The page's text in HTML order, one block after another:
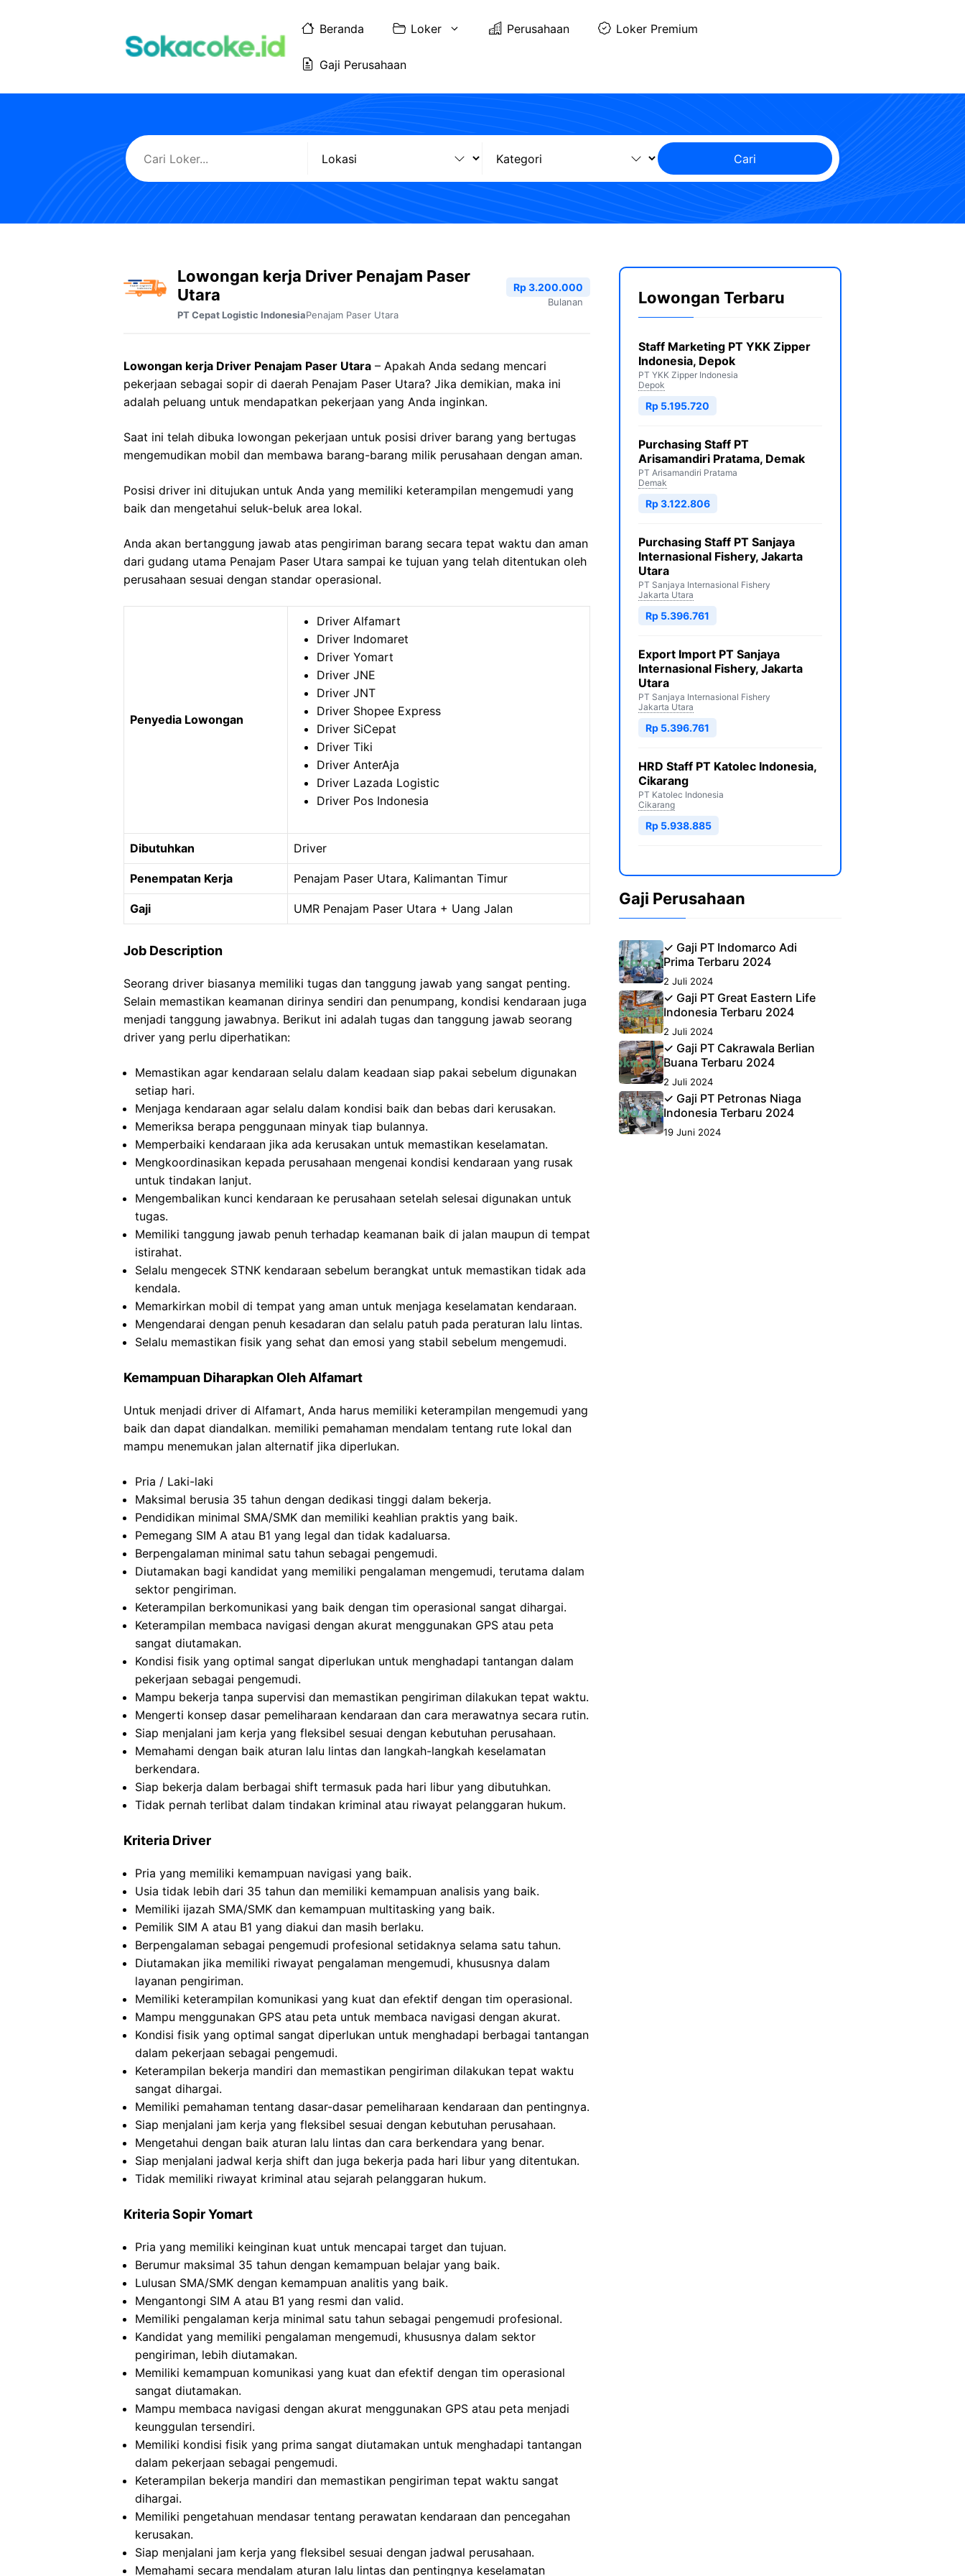
Beranda Loker Perusahaan Loker Premium
Gaji Perusahaan
Cari
Lowongan kerja Driver Penajam Paser
Utara
PT Cepat Logistic IndonesiaPenajam Paser Utara
Rp 3.200.000
Bulanan
Lowongan kerja Driver Penajam Paser Utara – Apakah Anda sedang mencari
pekerjaan sebagai sopir di daerah Penajam Paser Utara? Jika demikian, maka ini
adalah peluang untuk mendapatkan pekerjaan yang Anda inginkan.
Saat ini telah dibuka lowongan pekerjaan untuk posisi driver barang yang bertugas
mengemudikan mobil dan membawa barang-barang milik perusahaan dengan aman.
Posisi driver ini ditujukan untuk Anda yang memiliki keterampilan mengemudi yang
baik dan mengetahui seluk-beluk area lokal.
Anda akan bertanggung jawab atas pengiriman barang secara tepat waktu dan aman
dari gudang utama Penajam Paser Utara sampai ke tujuan yang telah ditentukan oleh
perusahaan sesuai dengan standar operasional.
Penyedia Lowongan
Driver Alfamart
Driver Indomaret
Driver Yomart
Driver JNE
Driver JNT
Driver Shopee Express
Driver SiCepat
Driver Tiki
Driver AnterAja
Driver Lazada Logistic
Driver Pos Indonesia
Dibutuhkan Driver
Penempatan Kerja Penajam Paser Utara, Kalimantan Timur
Gaji UMR Penajam Paser Utara + Uang Jalan
Job Description
Seorang driver biasanya memiliki tugas dan tanggung jawab yang sangat penting.
Selain memastikan keamanan dirinya sendiri dan penumpang, kondisi kendaraan juga
menjadi tanggung jawabnya. Berikut ini adalah tugas dan tanggung jawab seorang
driver yang perlu diperhatikan:
Memastikan agar kendaraan selalu dalam keadaan siap pakai sebelum digunakan
setiap hari.
Menjaga kendaraan agar selalu dalam kondisi baik dan bebas dari kerusakan.
Memeriksa berapa penggunaan minyak tiap bulannya.
Memperbaiki kendaraan jika ada kerusakan untuk memastikan keselamatan.
Mengkoordinasikan kepada perusahaan mengenai kondisi kendaraan yang rusak
untuk tindakan lanjut.
Mengembalikan kunci kendaraan ke perusahaan setelah selesai digunakan untuk
tugas.
Memiliki tanggung jawab penuh terhadap keamanan baik di jalan maupun di tempat
istirahat.
Selalu mengecek STNK kendaraan sebelum berangkat untuk memastikan tidak ada
kendala.
Memarkirkan mobil di tempat yang aman untuk menjaga keselamatan kendaraan.
Mengendarai dengan penuh kesadaran dan selalu patuh pada peraturan lalu lintas.
Selalu memastikan fisik yang sehat dan emosi yang stabil sebelum mengemudi.
Kemampuan Diharapkan Oleh Alfamart
Untuk menjadi driver di Alfamart, Anda harus memiliki keterampilan mengemudi yang
baik dan dapat diandalkan. memiliki pemahaman mendalam tentang rute lokal dan
mampu menemukan jalan alternatif jika diperlukan.
Pria / Laki-laki
Maksimal berusia 35 tahun dengan dedikasi tinggi dalam bekerja.
Pendidikan minimal SMA/SMK dan memiliki keahlian praktis yang baik.
Pemegang SIM A atau B1 yang legal dan tidak kadaluarsa.
Berpengalaman minimal satu tahun sebagai pengemudi.
Diutamakan bagi kandidat yang memiliki pengalaman mengemudi, terutama dalam
sektor pengiriman.
Keterampilan berkomunikasi yang baik dengan tim operasional sangat dihargai.
Keterampilan membaca navigasi dengan akurat menggunakan GPS atau peta
sangat diutamakan.
Kondisi fisik yang optimal sangat diperlukan untuk menghadapi tantangan dalam
pekerjaan sebagai pengemudi.
Mampu bekerja tanpa supervisi dan memastikan pengiriman dilakukan tepat waktu.
Mengerti konsep dasar pemeliharaan kendaraan dan cara merawatnya secara rutin.
Siap menjalani jam kerja yang fleksibel sesuai dengan kebutuhan perusahaan.
Memahami dengan baik aturan lalu lintas dan langkah-langkah keselamatan
berkendara.
Siap bekerja dalam berbagai shift termasuk pada hari libur yang dibutuhkan.
Tidak pernah terlibat dalam tindakan kriminal atau riwayat pelanggaran hukum.
Kriteria Driver
Pria yang memiliki kemampuan navigasi yang baik.
Usia tidak lebih dari 35 tahun dan memiliki kemampuan analisis yang baik.
Memiliki ijazah SMA/SMK dan kemampuan multitasking yang baik.
Pemilik SIM A atau B1 yang diakui dan masih berlaku.
Berpengalaman sebagai pengemudi profesional setidaknya selama satu tahun.
Diutamakan jika memiliki riwayat pengalaman mengemudi, khususnya dalam
layanan pengiriman.
Memiliki keterampilan komunikasi yang kuat dan efektif dengan tim operasional.
Mampu menggunakan GPS atau peta untuk membaca navigasi dengan akurat.
Kondisi fisik yang optimal sangat diperlukan untuk menghadapi berbagai tantangan
dalam pekerjaan sebagai pengemudi.
Keterampilan bekerja mandiri dan memastikan pengiriman dilakukan tepat waktu
sangat dihargai.
Memiliki pemahaman tentang dasar-dasar pemeliharaan kendaraan dan pentingnya.
Siap menjalani jam kerja yang fleksibel sesuai dengan kebutuhan perusahaan.
Mengetahui dengan baik aturan lalu lintas dan cara berkendara yang benar.
Siap menjalani jadwal kerja shift dan juga bekerja pada hari libur yang ditentukan.
Tidak memiliki riwayat kriminal atau sejarah pelanggaran hukum.
Kriteria Sopir Yomart
Pria yang memiliki keinginan kuat untuk mencapai target dan tujuan.
Berumur maksimal 35 tahun dengan kemampuan belajar yang baik.
Lulusan SMA/SMK dengan kemampuan analitis yang baik.
Mengantongi SIM A atau B1 yang resmi dan valid.
Memiliki pengalaman kerja minimal satu tahun sebagai pengemudi profesional.
Kandidat yang memiliki pengalaman mengemudi, khususnya dalam sektor
pengiriman, lebih diutamakan.
Memiliki kemampuan komunikasi yang kuat dan efektif dengan tim operasional
sangat diutamakan.
Mampu membaca navigasi dengan akurat menggunakan GPS atau peta menjadi
keunggulan tersendiri.
Memiliki kondisi fisik yang prima sangat diutamakan untuk menghadapi tantangan
dalam pekerjaan sebagai pengemudi.
Keterampilan bekerja mandiri dan memastikan pengiriman tepat waktu sangat
dihargai.
Memiliki pengetahuan mendasar tentang perawatan kendaraan dan pencegahan
kerusakan.
Siap menjalani jam kerja yang fleksibel sesuai dengan jadwal perusahaan.
Memahami secara mendalam aturan lalu lintas dan pentingnya keselamatan
Lowongan Terbaru
Staff Marketing PT YKK Zipper
Indonesia, Depok
PT YKK Zipper Indonesia
Depok
Rp 5.195.720
Purchasing Staff PT
Arisamandiri Pratama, Demak
PT Arisamandiri Pratama
Demak
Rp 3.122.806
Purchasing Staff PT Sanjaya
Internasional Fishery, Jakarta
Utara
PT Sanjaya Internasional Fishery
Jakarta Utara
Rp 5.396.761
Export Import PT Sanjaya
Internasional Fishery, Jakarta
Utara
PT Sanjaya Internasional Fishery
Jakarta Utara
Rp 5.396.761
HRD Staff PT Katolec Indonesia,
Cikarang
PT Katolec Indonesia
Cikarang
Rp 5.938.885
Gaji Perusahaan
✓ Gaji PT Indomarco Adi
Prima Terbaru 2024
2 Juli 2024
✓ Gaji PT Great Eastern Life
Indonesia Terbaru 2024
2 Juli 2024
✓ Gaji PT Cakrawala Berlian
Buana Terbaru 2024
2 Juli 2024
✓ Gaji PT Petronas Niaga
Indonesia Terbaru 2024
19 Juni 2024